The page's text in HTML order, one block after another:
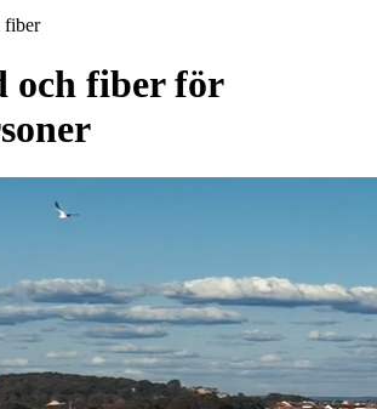
fiber
och fiber för